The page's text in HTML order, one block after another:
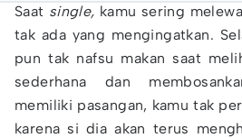
Saat single, kamu sering
tak ada yang mengingatkan.
pun tak nafsu makan saat
sederhana dan
memiliki pasangan, kamu tak
karena si dia akan terus